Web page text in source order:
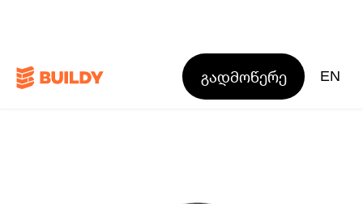
გადმოწერე EN